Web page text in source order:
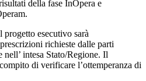
della fase InOpera e
esecutivo sarà
richieste dalle parti
nell’ intesa Stato/Regione. Il
di verificare l’ottemperanza di